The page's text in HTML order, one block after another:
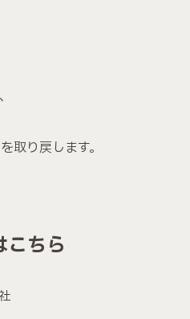
取り戻します。
こちら